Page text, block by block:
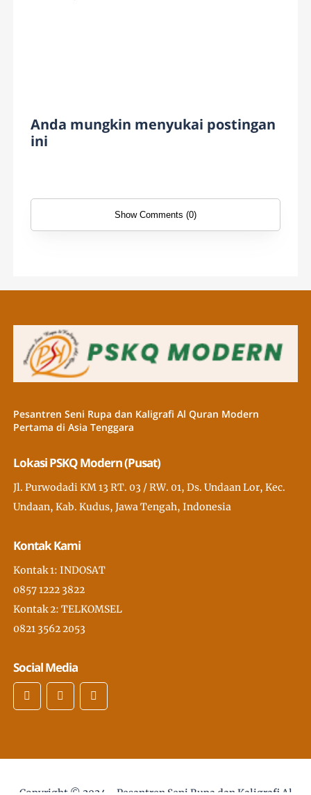
Anda mungkin menyukai postingan
ini
Show Comments (0)
Pesantren Seni Rupa dan Kaligrafi Al Quran Modern
Pertama di Asia Tenggara
Lokasi PSKQ Modern (Pusat)
Jl. Purwodadi KM 13 RT. 03 / RW. 01, Ds. Undaan Lor, Kec.
Undaan, Kab. Kudus, Jawa Tengah, Indonesia
Kontak Kami
Kontak 1: INDOSAT
0857 1222 3822
Kontak 2: TELKOMSEL
0821 3562 2053
Social Media